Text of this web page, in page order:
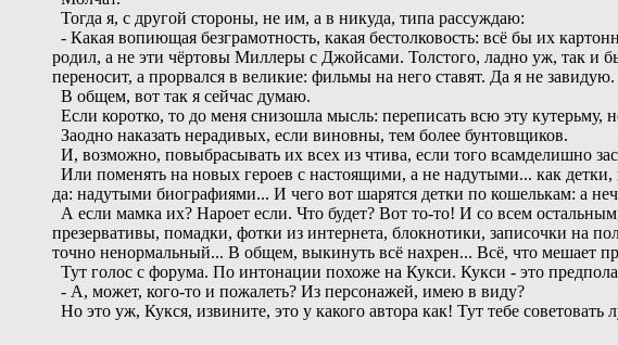
Тогда я, с другой стороны, не им, а в никуда, типа рассуждаю:
- Какая вопиющая безграмотность, какая бестолковость: всё бы их
родил, а не эти чёртовы Миллеры с Джойсами. Толстого, ладно уж, так и
переносит, а прорвался в великие: фильмы на него ставят. Да я не
В общем, вот так я сейчас думаю.
Если коротко, то до меня снизошла мысль: переписать всю эту кутерьму,
Заодно наказать нерадивых, если виновны, тем более бунтовщиков.
И, возможно, повыбрасывать их всех из чтива, если того всамделишно
Или поменять на новых героев с настоящими, а не надутыми... как
да: надутыми биографиями... И чего вот шарятся детки по кошелькам: а
А если мамка их? Нароет если. Что будет? Вот то-то! И со всем
презервативы, помадки, фотки из интернета, блокнотики, записочки на
точно ненормальный... В общем, выкинуть всё нахрен... Всё, что мешает
Тут голос с форума. По интонации похоже на Кукси. Кукси - это
- А, может, кого-то и пожалеть? Из персонажей, имею в виду?
Но это уж, Кукся, извините, это у какого автора как! Тут тебе